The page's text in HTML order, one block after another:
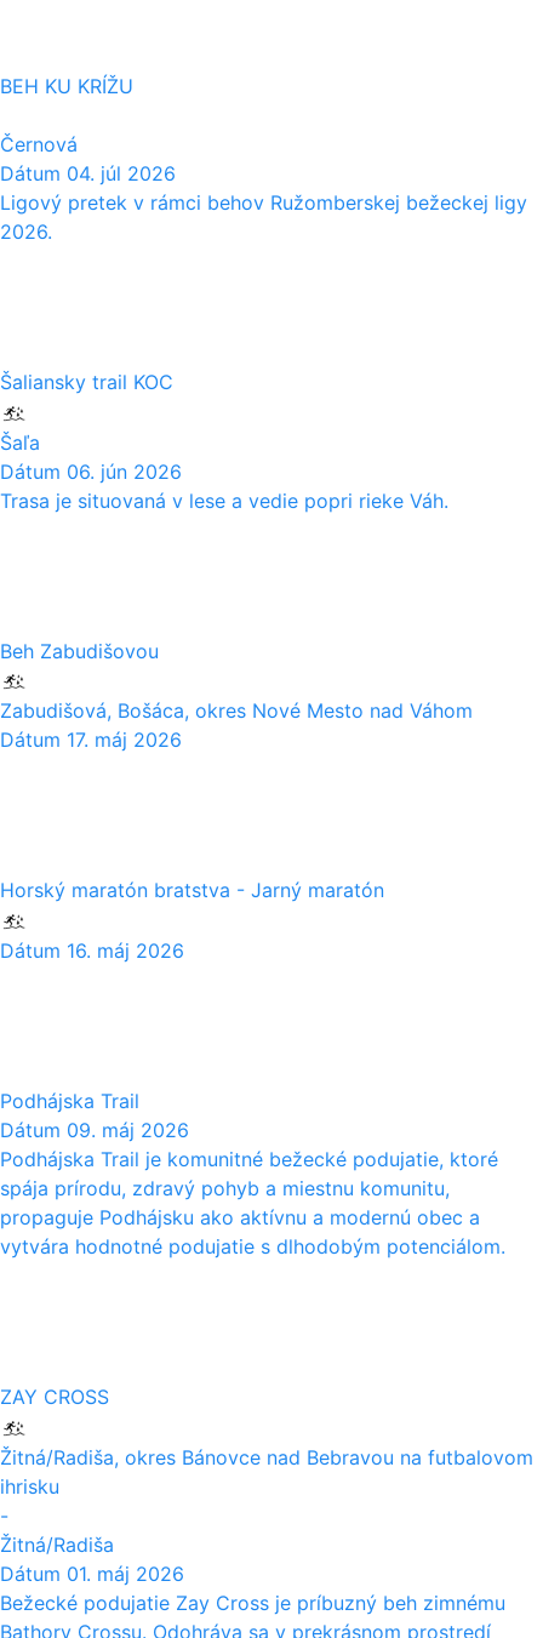
BEH KU KRÍŽU
Černová
Dátum 04. júl 2026
Ligový pretek v rámci behov Ružomberskej bežeckej ligy
2026.
Šaliansky trail KOC
Šaľa
Dátum 06. jún 2026
Trasa je situovaná v lese a vedie popri rieke Váh.
Beh Zabudišovou
Zabudišová, Bošáca, okres Nové Mesto nad Váhom
Dátum 17. máj 2026
Horský maratón bratstva - Jarný maratón
Dátum 16. máj 2026
Podhájska Trail
Dátum 09. máj 2026
Podhájska Trail je komunitné bežecké podujatie, ktoré
spája prírodu, zdravý pohyb a miestnu komunitu,
propaguje Podhájsku ako aktívnu a modernú obec a
vytvára hodnotné podujatie s dlhodobým potenciálom.
ZAY CROSS
Žitná/Radiša, okres Bánovce nad Bebravou na futbalovom
ihrisku
-
Žitná/Radiša
Dátum 01. máj 2026
Bežecké podujatie Zay Cross je príbuzný beh zimnému
Bathory Crossu. Odohráva sa v prekrásnom prostredí